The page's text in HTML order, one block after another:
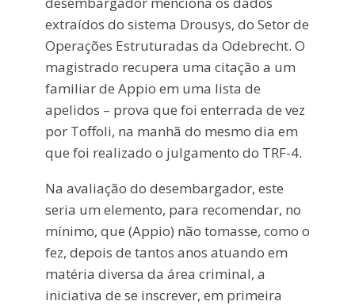
extraídos do sistema Drousys, do Setor de
Operações Estruturadas da Odebrecht. O
magistrado recupera uma citação a um
familiar de Appio em uma lista de
apelidos – prova que foi enterrada de vez
por Toffoli, na manhã do mesmo dia em
que foi realizado o julgamento do TRF-4.
Na avaliação do desembargador, este
seria um elemento, para recomendar, no
mínimo, que (Appio) não tomasse, como o
fez, depois de tantos anos atuando em
matéria diversa da área criminal, a
iniciativa de se inscrever, em primeira